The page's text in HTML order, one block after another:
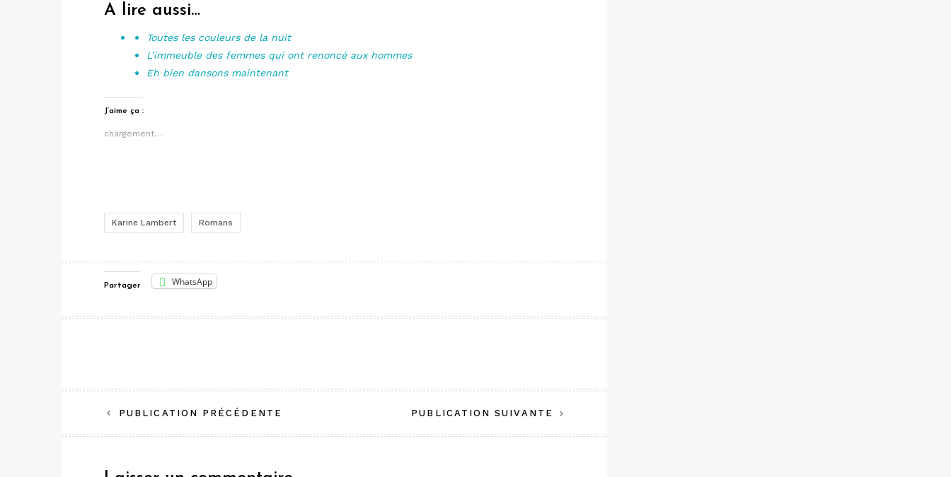
A lire aussi…
Toutes les couleurs de la nuit
L’immeuble des femmes qui ont renoncé aux hommes
Eh bien dansons maintenant
J’aime ça :
chargement…
Karine Lambert Romans
Partager WhatsApp
Navigation
de
l’article
PUBLICATION PRÉCÉDENTE PUBLICATION SUIVANTE